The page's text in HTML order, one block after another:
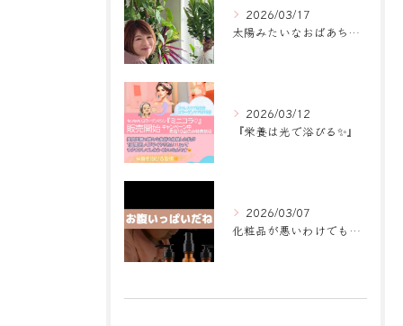
2026/03/17
太陽みたいなおばあちゃんに
2026/03/12
『栄養は光で浴びる✨』
2026/03/07
化粧品が悪いわけでもなく